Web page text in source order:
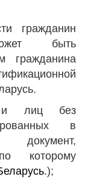
гражданин
быть
гражданина
и лиц без
в
которому
.);